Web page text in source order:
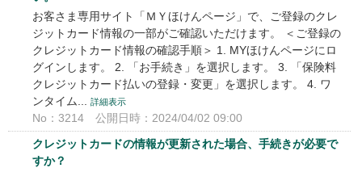
お客さま専用サイト「ＭＹほけんページ」で、ご登録のクレ
ジットカード情報の一部がご確認いただけます。 ＜ご登録の
クレジットカード情報の確認手順＞ 1. MYほけんページにロ
グインします。 2. 「お手続き」を選択します。 3. 「保険料
クレジットカード払いの登録・変更」を選択します。 4. ワ
ンタイム...
詳細表示
No：3214
公開日時：2024/04/02 09:00
クレジットカードの情報が更新された場合、手続きが必要で
すか？